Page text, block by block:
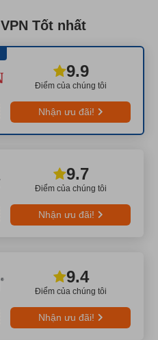
Tốt nhất
Điểm của chúng tôi
9.9
Nhận ưu đãi!
Điểm của chúng tôi
9.7
Nhận ưu đãi!
Điểm của chúng tôi
9.4
Nhận ưu đãi!